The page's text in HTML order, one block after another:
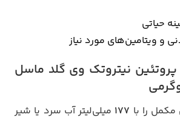
حیاتی
و ویتامین‌های مورد نیاز
نیتروتک وی گلد ماسل
را با 177 میلی‌لیتر آب سرد یا شیر